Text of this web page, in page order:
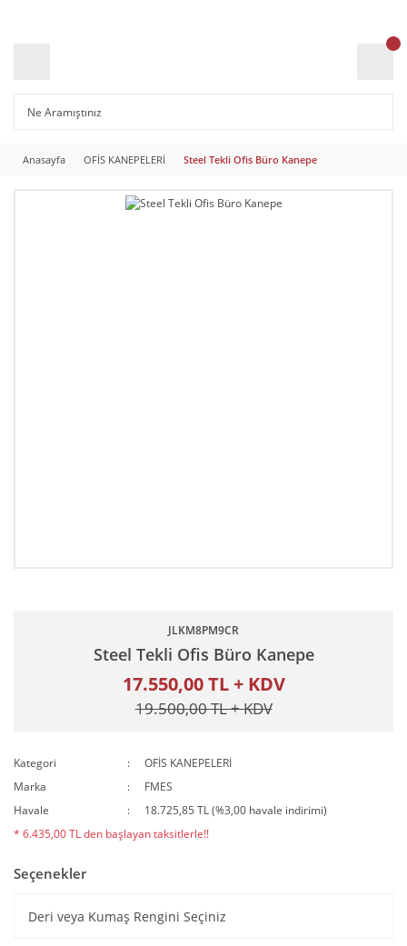
Anasayfa OFİS KANEPELERİ Steel Tekli Ofis Büro Kanepe
JLKM8PM9CR
Steel Tekli Ofis Büro Kanepe
17.550,00 TL + KDV
19.500,00 TL + KDV
Kategori
OFİS KANEPELERİ
Marka
FMES
Havale
18.725,85 TL (%3,00 havale indirimi)
* 6.435,00 TL den başlayan taksitlerle!!
Seçenekler